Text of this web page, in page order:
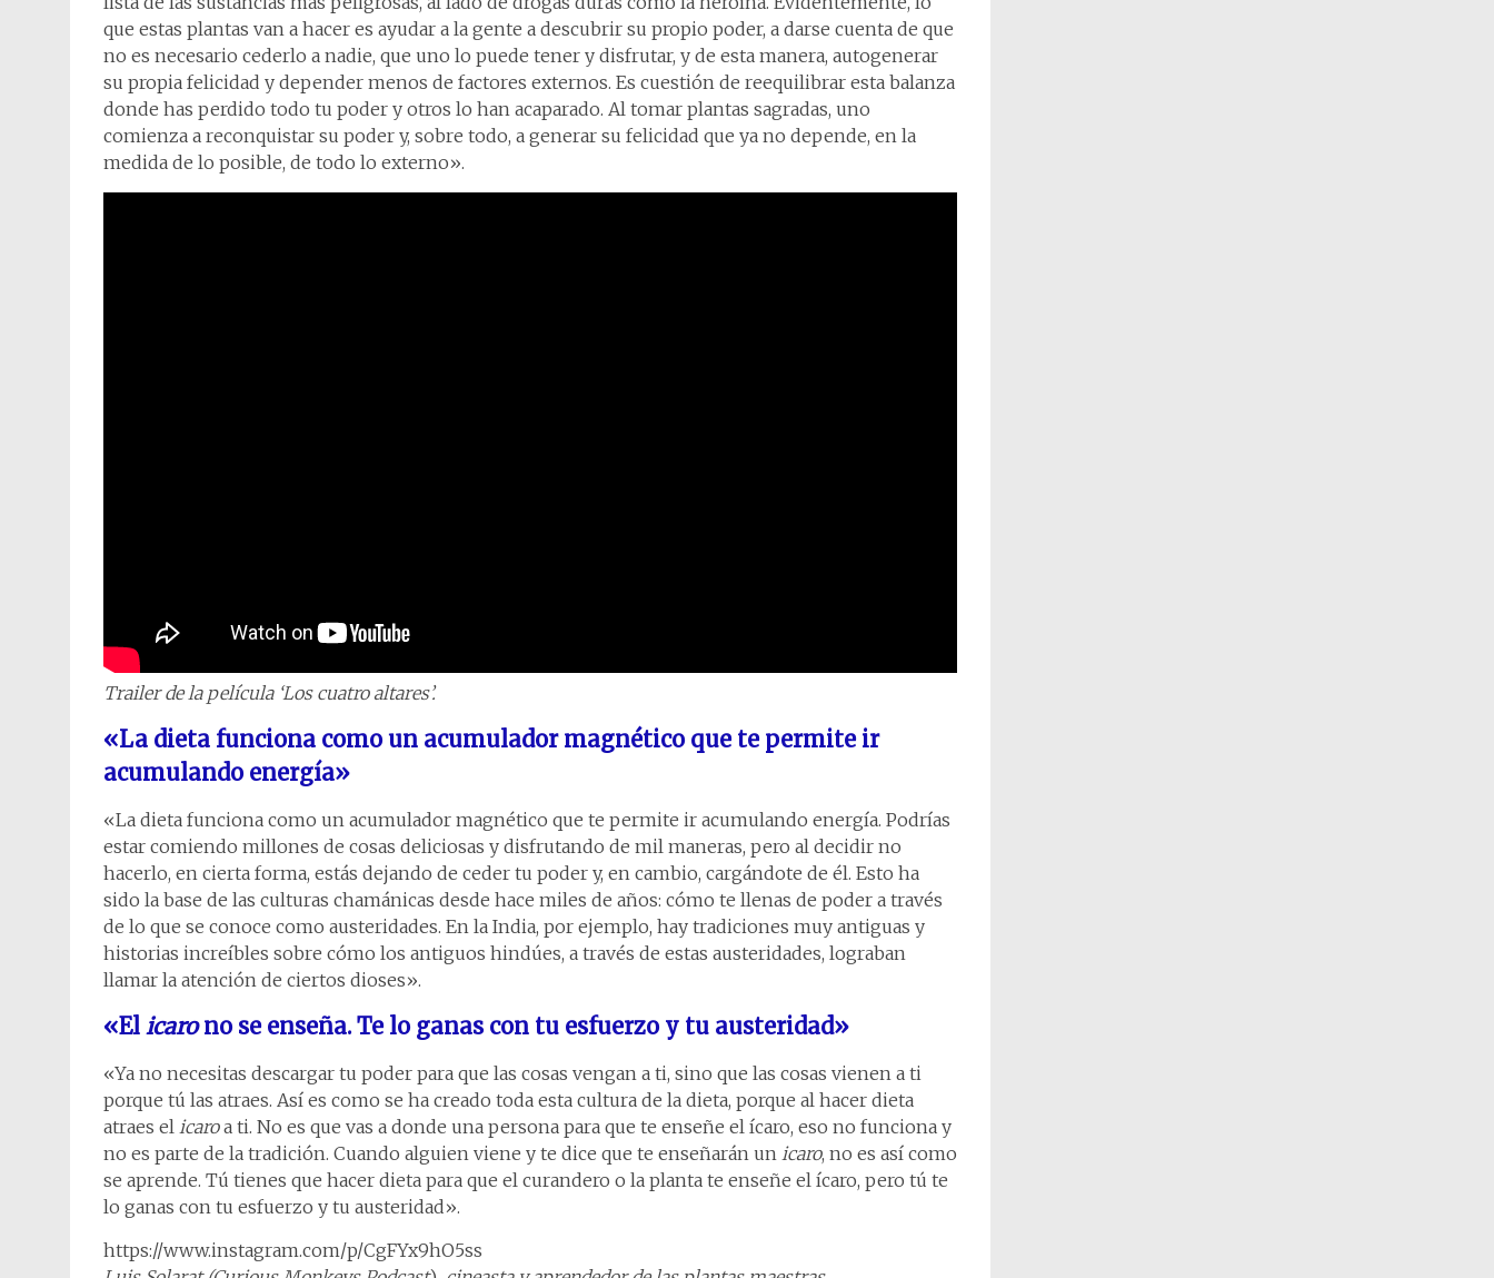
que estas plantas van a hacer es ayudar a la gente a descubrir su propio poder, a darse cuenta de que
no es necesario cederlo a nadie, que uno lo puede tener y disfrutar, y de esta manera, autogenerar
su propia felicidad y depender menos de factores externos. Es cuestión de reequilibrar esta balanza
donde has perdido todo tu poder y otros lo han acaparado. Al tomar plantas sagradas, uno
comienza a reconquistar su poder y, sobre todo, a generar su felicidad que ya no depende, en la
medida de lo posible, de todo lo externo».
Trailer de la película ‘Los cuatro altares’.
«La dieta funciona como un acumulador magnético que te permite ir
acumulando energía»
«La dieta funciona como un acumulador magnético que te permite ir acumulando energía. Podrías
estar comiendo millones de cosas deliciosas y disfrutando de mil maneras, pero al decidir no
hacerlo, en cierta forma, estás dejando de ceder tu poder y, en cambio, cargándote de él. Esto ha
sido la base de las culturas chamánicas desde hace miles de años: cómo te llenas de poder a través
de lo que se conoce como austeridades. En la India, por ejemplo, hay tradiciones muy antiguas y
historias increíbles sobre cómo los antiguos hindúes, a través de estas austeridades, lograban
llamar la atención de ciertos dioses».
«El icarono se enseña. Te lo ganas con tu esfuerzo y tu austeridad»
«Ya no necesitas descargar tu poder para que las cosas vengan a ti, sino que las cosas vienen a ti
porque tú las atraes. Así es como se ha creado toda esta cultura de la dieta, porque al hacer dieta
atraes el icaroa ti. No es que vas a donde una persona para que te enseñe el ícaro, eso no funciona y
no es parte de la tradición. Cuando alguien viene y te dice que te enseñarán un icaro, no es así como
se aprende. Tú tienes que hacer dieta para que el curandero o la planta te enseñe el ícaro, pero tú te
lo ganas con tu esfuerzo y tu austeridad».
https://www.instagram.com/p/CgFYx9hO5ss